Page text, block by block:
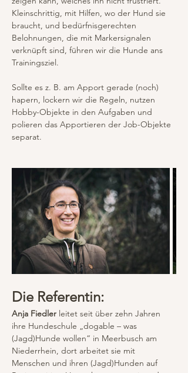
Kleinschrittig, mit Hilfen, wo der Hund sie
braucht, und bedürfnisgerechten
Belohnungen, die mit Markersignalen
verknüpft sind, führen wir die Hunde ans
Trainingsziel.
Sollte es z. B. am Apport gerade (noch)
hapern, lockern wir die Regeln, nutzen
Hobby-Objekte in den Aufgaben und
polieren das Apportieren der Job-Objekte
separat.
Die Referentin:
Anja Fiedler leitet seit über zehn Jahren
ihre Hundeschule „dogable – was
(Jagd)Hunde wollen“ in Meerbusch am
Niederrhein, dort arbeitet sie mit
Menschen und ihren (Jagd)Hunden auf